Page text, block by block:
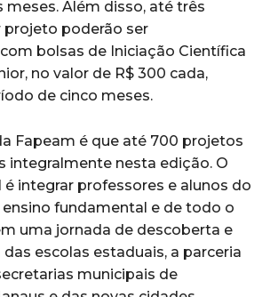
meses. Além disso, até três
poderão ser
bolsas de Iniciação Científica
no valor de R$ 300 cada,
de cinco meses.
Fapeam é que até 700 projetos
integralmente nesta edição. O
integrar professores e alunos do
ensino fundamental e de todo o
uma jornada de descoberta e
escolas estaduais, a parceria
municipais de